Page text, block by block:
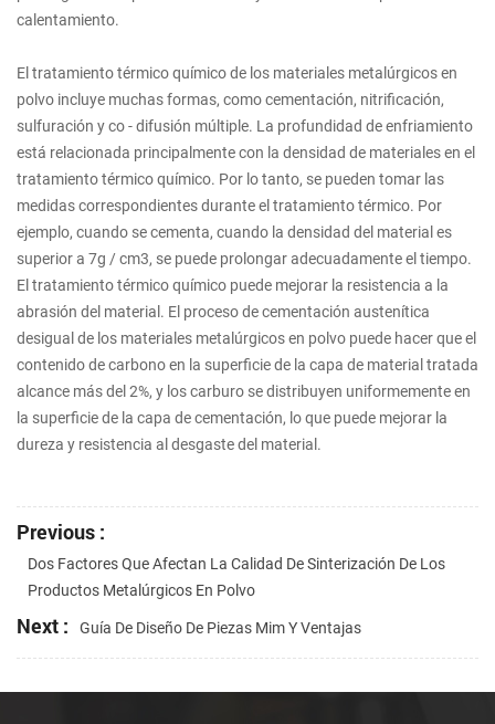
calentamiento.
El tratamiento térmico químico de los materiales metalúrgicos en
polvo incluye muchas formas, como cementación, nitrificación,
sulfuración y co - difusión múltiple. La profundidad de enfriamiento
está relacionada principalmente con la densidad de materiales en el
tratamiento térmico químico. Por lo tanto, se pueden tomar las
medidas correspondientes durante el tratamiento térmico. Por
ejemplo, cuando se cementa, cuando la densidad del material es
superior a 7g / cm3, se puede prolongar adecuadamente el tiempo.
El tratamiento térmico químico puede mejorar la resistencia a la
abrasión del material. El proceso de cementación austenítica
desigual de los materiales metalúrgicos en polvo puede hacer que el
contenido de carbono en la superficie de la capa de material tratada
alcance más del 2%, y los carburo se distribuyen uniformemente en
la superficie de la capa de cementación, lo que puede mejorar la
dureza y resistencia al desgaste del material.
Previous :
Dos Factores Que Afectan La Calidad De Sinterización De Los
Productos Metalúrgicos En Polvo
Next : Guía De Diseño De Piezas Mim Y Ventajas